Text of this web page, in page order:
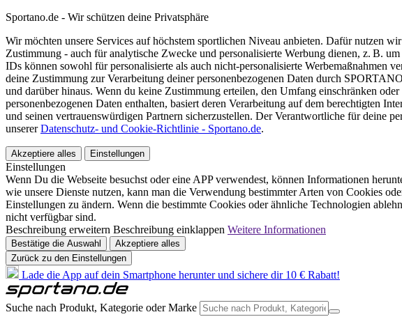
Sportano.de - Wir schützen deine Privatsphäre
Wir möchten unsere Services auf höchstem sportlichen Niveau anbieten. Dafür nutzen
Zustimmung - auch für analytische Zwecke und personalisierte Werbung dienen, z. B.
IDs können sowohl für personalisierte als auch nicht-personalisierte Werbemaßnahmen
deine Zustimmung zur Verarbeitung deiner personenbezogenen Daten durch
und darüber hinaus. Wenn du keine Zustimmung erteilen, den Umfang einschränken
personenbezogenen Daten enthalten, basiert deren Verarbeitung auf dem berechtigten
und seinen vertrauenswürdigen Partnern sicherzustellen. Der Verantwortliche für deine
unsererDatenschutz- und Cookie-Richtlinie - Sportano.de.
Akzeptiere alles Einstellungen
Einstellungen
Wenn Du die Webseite besuchst oder eine APP verwendest, können Informationen
wie unsere Dienste nutzen, kann man die Verwendung bestimmter Arten von Cookies
Einstellungen zu ändern. Wenn die bestimmte Cookies oder ähnliche Technologien
nicht verfügbar sind.
Beschreibung erweitern Beschreibung einklappen Weitere Informationen
Bestätige die Auswahl
Akzeptiere alles
Zurück zu den Einstellungen
Lade die App auf dein Smartphone herunter und sichere dir 10 € Rabatt!
Suche nach Produkt, Kategorie oder Marke